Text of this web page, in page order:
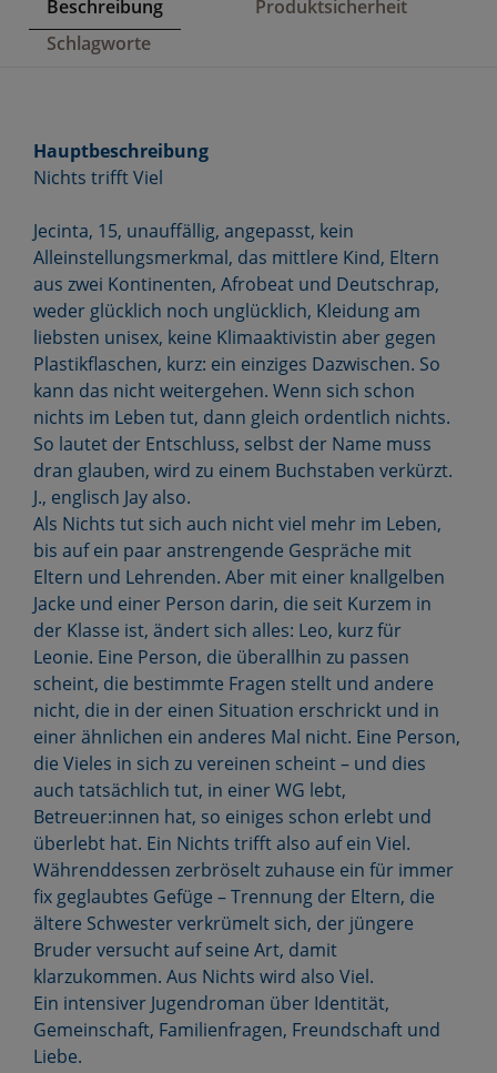
Beschreibung
Produktsicherheit
Schlagworte
Hauptbeschreibung
Nichts trifft Viel
Jecinta, 15, unauffällig, angepasst, kein
Alleinstellungsmerkmal, das mittlere Kind, Eltern
aus zwei Kontinenten, Afrobeat und Deutschrap,
weder glücklich noch unglücklich, Kleidung am
liebsten unisex, keine Klimaaktivistin aber gegen
Plastikflaschen, kurz: ein einziges Dazwischen. So
kann das nicht weitergehen. Wenn sich schon
nichts im Leben tut, dann gleich ordentlich nichts.
So lautet der Entschluss, selbst der Name muss
dran glauben, wird zu einem Buchstaben verkürzt.
J., englisch Jay also.
Als Nichts tut sich auch nicht viel mehr im Leben,
bis auf ein paar anstrengende Gespräche mit
Eltern und Lehrenden. Aber mit einer knallgelben
Jacke und einer Person darin, die seit Kurzem in
der Klasse ist, ändert sich alles: Leo, kurz für
Leonie. Eine Person, die überallhin zu passen
scheint, die bestimmte Fragen stellt und andere
nicht, die in der einen Situation erschrickt und in
einer ähnlichen ein anderes Mal nicht. Eine Person,
die Vieles in sich zu vereinen scheint – und dies
auch tatsächlich tut, in einer WG lebt,
Betreuer:innen hat, so einiges schon erlebt und
überlebt hat. Ein Nichts trifft also auf ein Viel.
Währenddessen zerbröselt zuhause ein für immer
fix geglaubtes Gefüge – Trennung der Eltern, die
ältere Schwester verkrümelt sich, der jüngere
Bruder versucht auf seine Art, damit
klarzukommen. Aus Nichts wird also Viel.
Ein intensiver Jugendroman über Identität,
Gemeinschaft, Familienfragen, Freundschaft und
Liebe.